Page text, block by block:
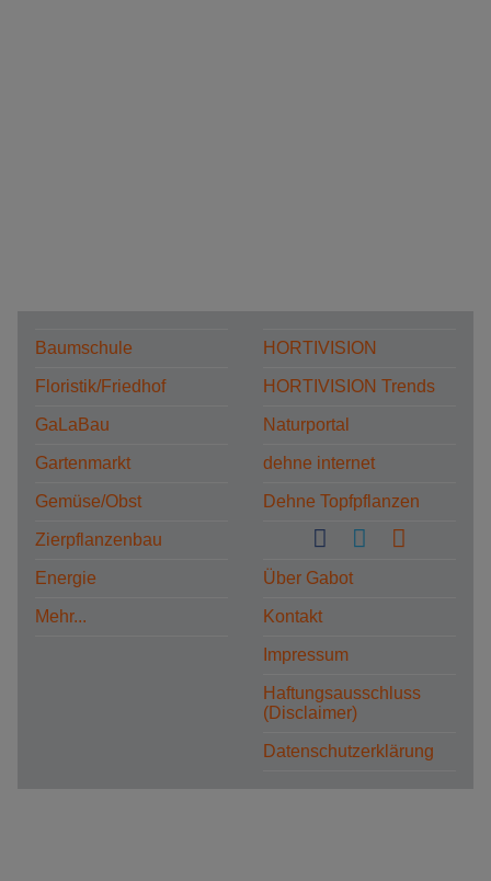
Baumschule
Floristik/Friedhof
GaLaBau
Gartenmarkt
Gemüse/Obst
Zierpflanzenbau
Energie
Mehr...
HORTIVISION
HORTIVISION Trends
Naturportal
dehne internet
Dehne Topfpflanzen
Über Gabot
Kontakt
Impressum
Haftungsausschluss
(Disclaimer)
Datenschutzerklärung